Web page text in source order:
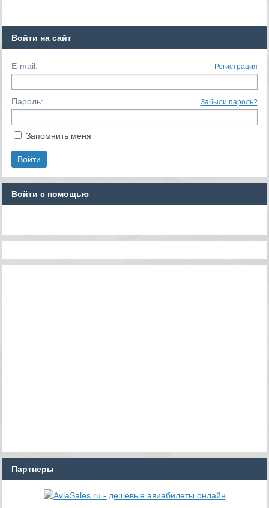
Войти на сайт
E-mail: Регистрация
Пароль: Забыли пароль?
Запомнить меня
Войти с помощью
Партнеры